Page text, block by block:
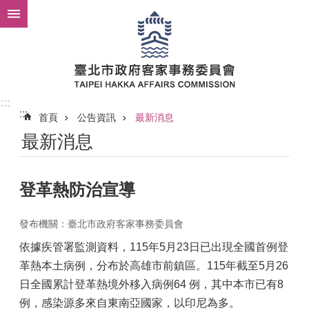
跳到主要內容區塊
:::
:::
首頁 公告資訊 最新消息
最新消息
登革熱防治宣導
發布機關：臺北市政府客家事務委員會
依據疾管署監測資料，115年5月23日已出現全國首例登
革熱本土病例，分布於高雄市前鎮區。115年截至5月26
日全國累計登革熱境外移入病例64 例，其中本市已有8
例，感染源多來自東南亞國家，以印尼為多。